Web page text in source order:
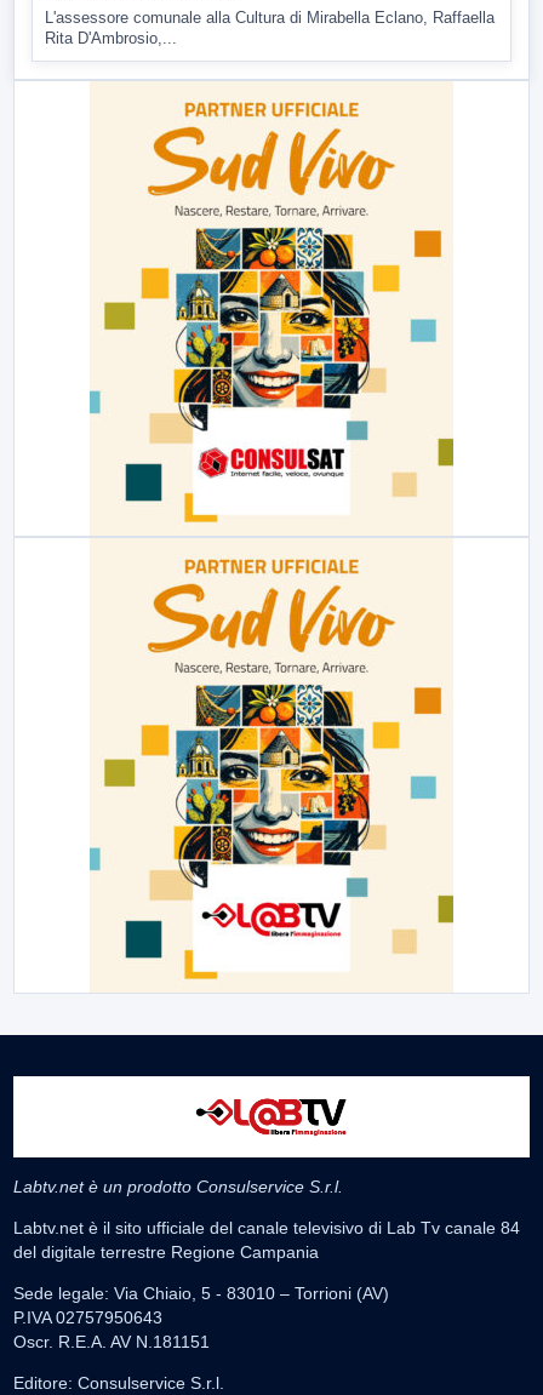
L'assessore comunale alla Cultura di Mirabella Eclano, Raffaella
Rita D'Ambrosio,...
Labtv.net è un prodotto Consulservice S.r.l.
Labtv.net è il sito ufficiale del canale televisivo di Lab Tv canale 84
del digitale terrestre Regione Campania
Sede legale: Via Chiaio, 5 - 83010 – Torrioni (AV)
P.IVA 02757950643
Oscr. R.E.A. AV N.181151
Editore: Consulservice S.r.l.